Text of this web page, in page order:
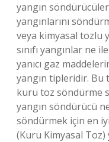
yangın söndürücüler
yangınlarını
veya kimyasal tozlu
sınıfı yangınlar ne
yanıcı gaz
yangın tipleridir. Bu
kuru toz söndürme
yangın söndürücü
söndürmek için en
(Kuru Kimyasal